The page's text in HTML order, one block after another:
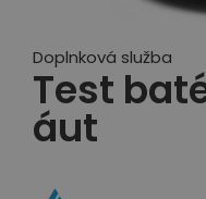
Doplnková služba
Test
áut